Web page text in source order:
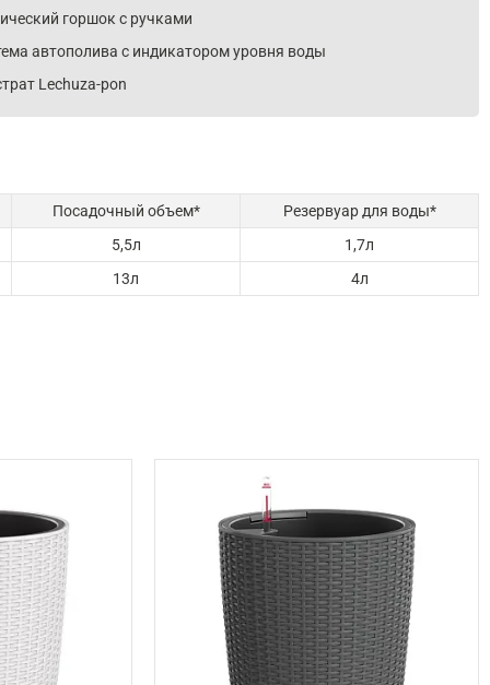
горшок с ручками
автополива с индикатором уровня воды
Lechuza-pon
Посадочный объем*
Резервуар для воды*
5,5л
1,7л
13л
4л